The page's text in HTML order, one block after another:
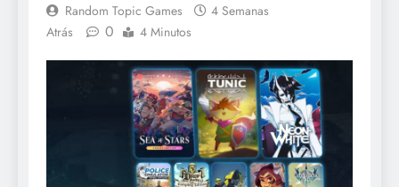
Random Topic Games
4 Semanas
Atrás
0 4 Minutos